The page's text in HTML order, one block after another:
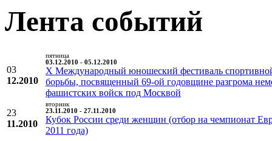
Лента событий
03
12.2010
пятница
03.12.2010 - 05.12.2010
X Международный юношеский фестиваль
борьбы, посвященный 69-ой годовщине разгрома
фашистских войск под Москвой
23
11.2010
вторник
23.11.2010 - 27.11.2010
Кубок России среди женщин (отбор на чемпионат
2011 года)